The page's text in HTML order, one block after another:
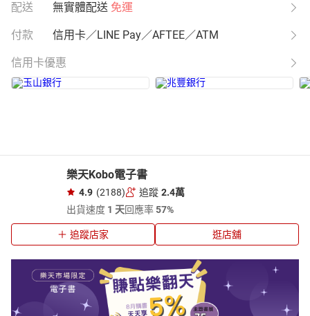
配送 無實體配送 免運
付款 信用卡／LINE Pay／AFTEE／ATM
信用卡優惠
樂天Kobo電子書
4.9 (2188) 追蹤 2.4萬
出貨速度 1 天回應率57%
追蹤店家 逛店舖